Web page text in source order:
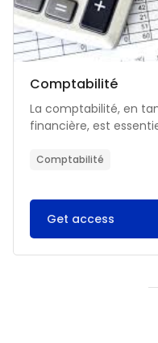
Catégorie de cours
Nom du cours
Comptabilité
Résumé du cours :
La comptabilité, en
financière, est
Comptabilité
Get access